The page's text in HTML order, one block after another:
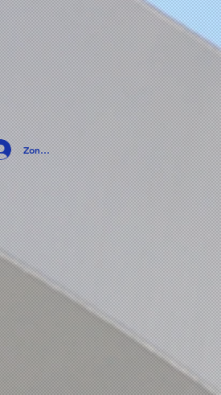
Zona Privada